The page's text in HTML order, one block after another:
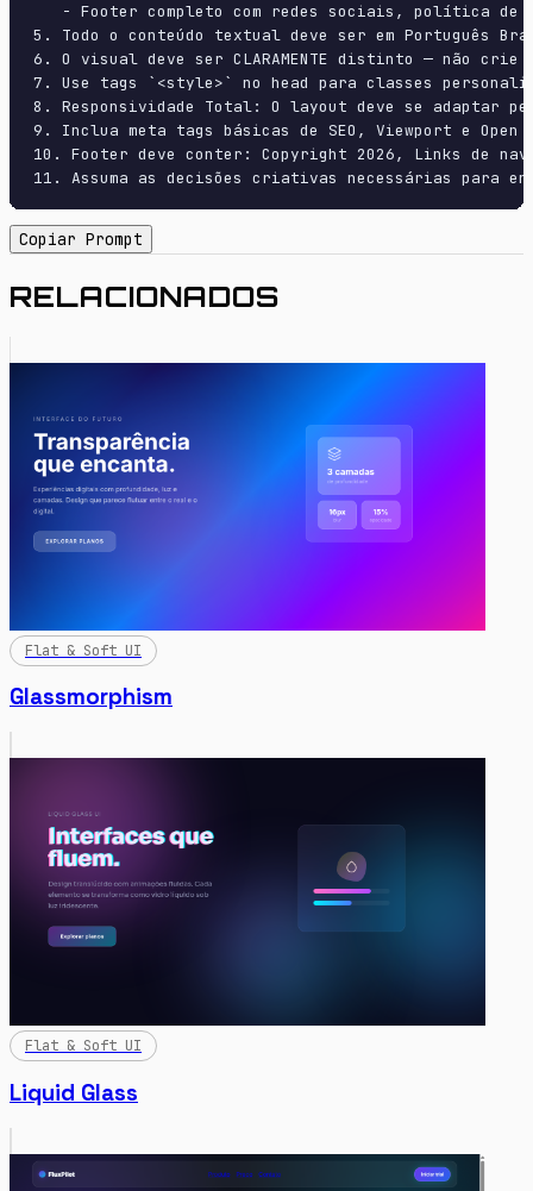
- Footer completo com redes sociais, política
5. Todo o conteúdo textual deve ser em Português
6. O visual deve ser CLARAMENTE distinto — não
7. Use tags `<style>` no head para classes
8. Responsividade Total: O layout deve se adaptar
9. Inclua meta tags básicas de SEO, Viewport e Open
10. Footer deve conter: Copyright 2026, Links de
11. Assuma as decisões criativas necessárias para
Copiar Prompt
RELACIONADOS
Flat & Soft UI
Glassmorphism
Flat & Soft UI
Liquid Glass